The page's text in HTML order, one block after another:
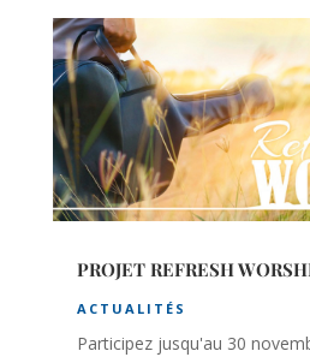
PROJET REFRESH
ACTUALITÉS
Participez jusqu'au 30